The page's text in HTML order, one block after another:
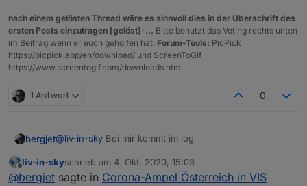
nach einem gelösten Thread wäre es sinnvoll dies in der Überschrift des
ersten Posts einzutragen [gelöst]-... Bitte benutzt das Voting rechts unten
im Beitrag wenn er euch geholfen hat. Forum-Tools: PicPick
https://picpick.app/en/download/ und ScreenToGif
https://www.screentogif.com/downloads.html
1 Antwort 0
bergjet@liv-in-sky Bei mir kommt im log
javascript.0	2020-10-04 16:54:00.839	error
Offline
liv-in-skyschrieb am 4. Okt. 2020, 15:03
zuletzt editiert von
@bergjet sagte in Corona-Ampel Österreich in VIS